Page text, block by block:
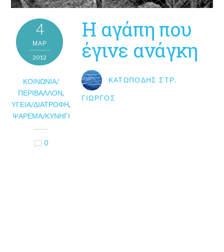
4
ΜΑΡ
2012
ΚΟΙΝΩΝΊΑ/
ΠΕΡΙΒΆΛΛΟΝ,
ΥΓΕΊΑ/ΔΙΑΤΡΟΦΉ,
ΨΆΡΕΜΑ/ΚΥΝΉΓΙ
0
Η αγάπη που
έγινε ανάγκη
ΚΑΤΩΠΌΔΗΣ ΣΤΡ.
ΓΙΏΡΓΟΣ